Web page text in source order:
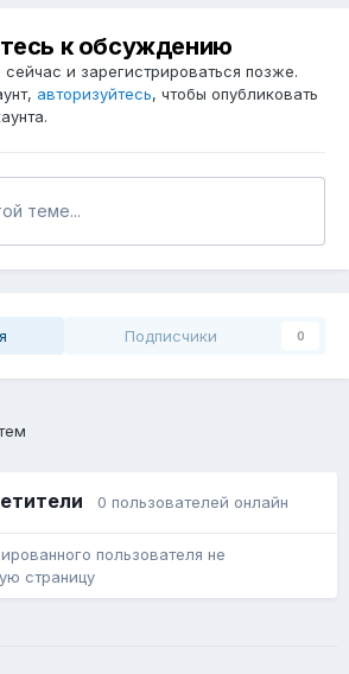
к обсуждению
и зарегистрироваться позже.
авторизуйтесь, чтобы опубликовать
теме...
Подписчики 0
0 пользователей онлайн
пользователя не
страницу